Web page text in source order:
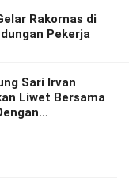
Rakornas di
Pekerja
Sari Irvan
Liwet Bersama